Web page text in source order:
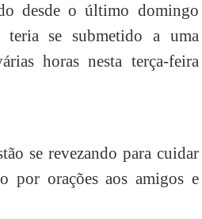
desde o último domingo
teria se submetido a uma
horas nesta terça-feira
se revezando para cuidar
por orações aos amigos e